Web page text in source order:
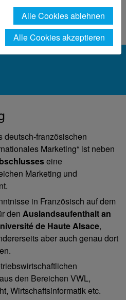
Studienangebot
(Deutsch-Französisch)
deutsch-französischen
Marketing“ ist neben
eine
Marketing und
in Französisch auf dem
den Auslandsaufenthalt an
de Haute Alsace,
aber auch genau dort
den Bereichen VWL,
Wirtschaftsinformatik etc.
Alle Cookies ablehnen
Alle Cookies akzeptieren